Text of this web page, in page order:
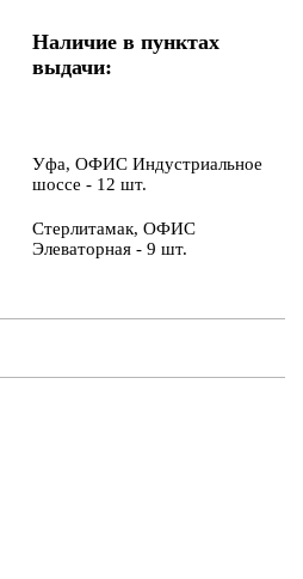
Наличие в пунктах
выдачи:
Уфа, ОФИС Индустриальное
шоссе - 12 шт.
Стерлитамак, ОФИС
Элеваторная - 9 шт.